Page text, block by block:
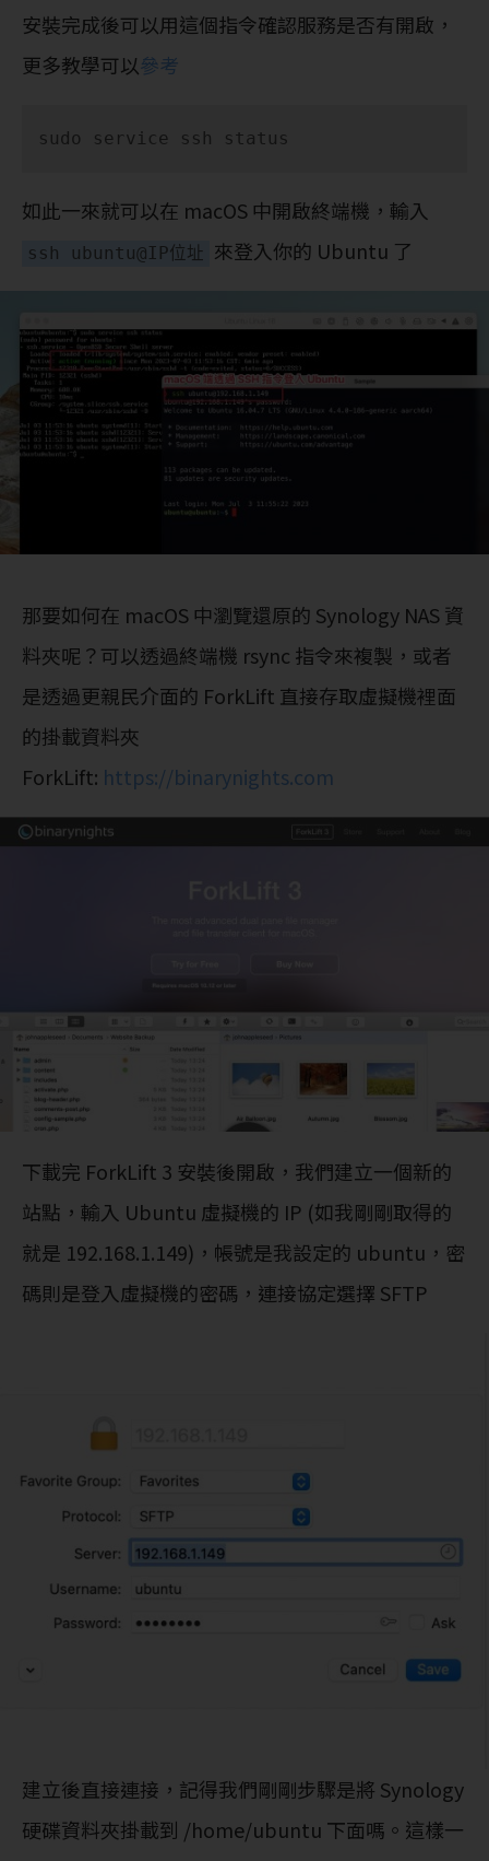
安裝完成後可以用這個指令確認服務是否有開啟，
更多教學可以參考
sudo service ssh status
如此一來就可以在 macOS 中開啟終端機，輸入
ssh ubuntu@IP位址 來登入你的 Ubuntu 了
那要如何在 macOS 中瀏覽還原的 Synology NAS 資
料夾呢？可以透過終端機 rsync 指令來複製，或者
是透過更親民介面的 ForkLift 直接存取虛擬機裡面
的掛載資料夾
ForkLift: https://binarynights.com
下載完 ForkLift 3 安裝後開啟，我們建立一個新的
站點，輸入 Ubuntu 虛擬機的 IP (如我剛剛取得的
就是 192.168.1.149)，帳號是我設定的 ubuntu，密
碼則是登入虛擬機的密碼，連接協定選擇 SFTP
建立後直接連接，記得我們剛剛步驟是將 Synology
硬碟資料夾掛載到 /home/ubuntu 下面嗎。這樣一